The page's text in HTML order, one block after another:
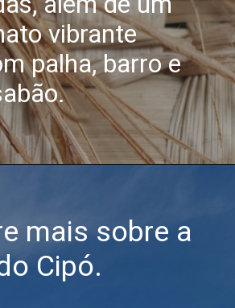
vibrante
palha, barro e
mais sobre a
Cipó.